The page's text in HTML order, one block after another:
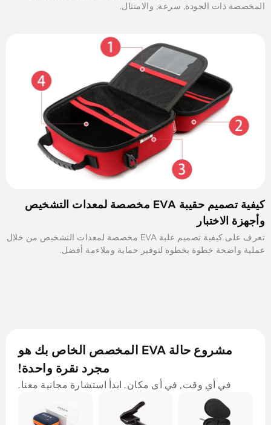
المخصصة ذات الجودة, سرعة, والامتثال.
كيفية تصميم حقيبة EVA مخصصة لمعدات التشخيص
وأجهزة الاختبار
تعرف على كيفية تصميم علبة EVA مخصصة لمعدات التشخيص من خلال
عملية واضحة خطوة بخطوة لتوفير حماية وملاءمة أفضل.
مشروع حالة EVA المخصص الخاص بك هو
مجرد نقرة واحدة!
في أي وقت, في أى مكان. ابدأ استشارة مجانية معنا.